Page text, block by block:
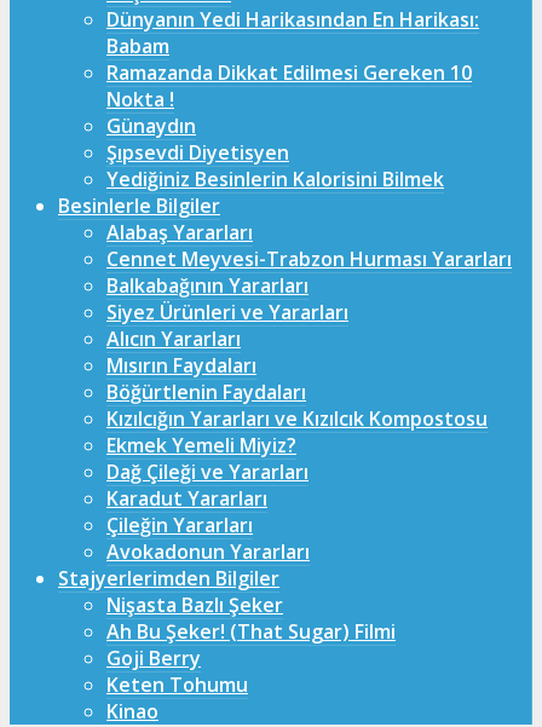
Dünyanın Yedi Harikasından En Harikası:
Babam
Ramazanda Dikkat Edilmesi Gereken 10
Nokta !
Günaydın
Şıpsevdi Diyetisyen
Yediğiniz Besinlerin Kalorisini Bilmek
Besinlerle Bilgiler
Alabaş Yararları
Cennet Meyvesi-Trabzon Hurması Yararları
Balkabağının Yararları
Siyez Ürünleri ve Yararları
Alıcın Yararları
Mısırın Faydaları
Böğürtlenin Faydaları
Kızılcığın Yararları ve Kızılcık Kompostosu
Ekmek Yemeli Miyiz?
Dağ Çileği ve Yararları
Karadut Yararları
Çileğin Yararları
Avokadonun Yararları
Stajyerlerimden Bilgiler
Nişasta Bazlı Şeker
Ah Bu Şeker! (That Sugar) Filmi
Goji Berry
Keten Tohumu
Kinao